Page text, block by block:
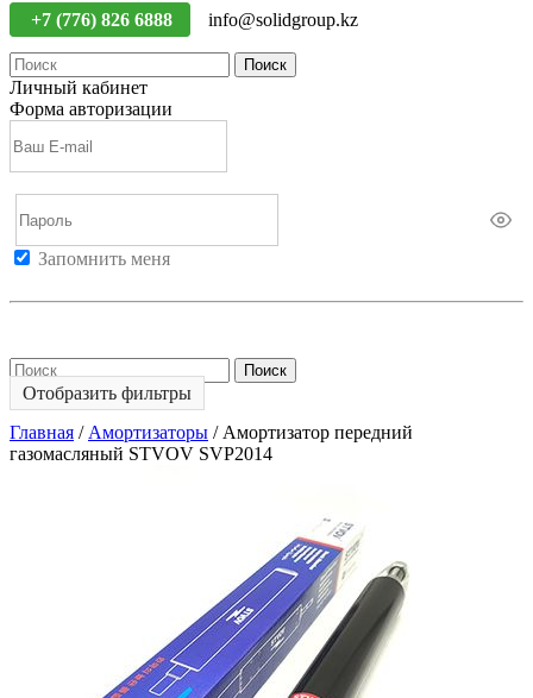
+7 (776) 826 6888 info@solidgroup.kz
Поиск
Личный кабинет
Форма авторизации
Запомнить меня
Поиск
Отобразить фильтры
Главная / Амортизаторы / Амортизатор передний
газомасляный STVOV SVP2014